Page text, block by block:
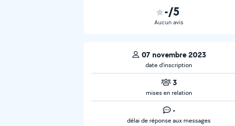
-/5
Aucun avis
07 novembre 2023
date d’inscription
3
mises en relation
-
délai de réponse aux messages